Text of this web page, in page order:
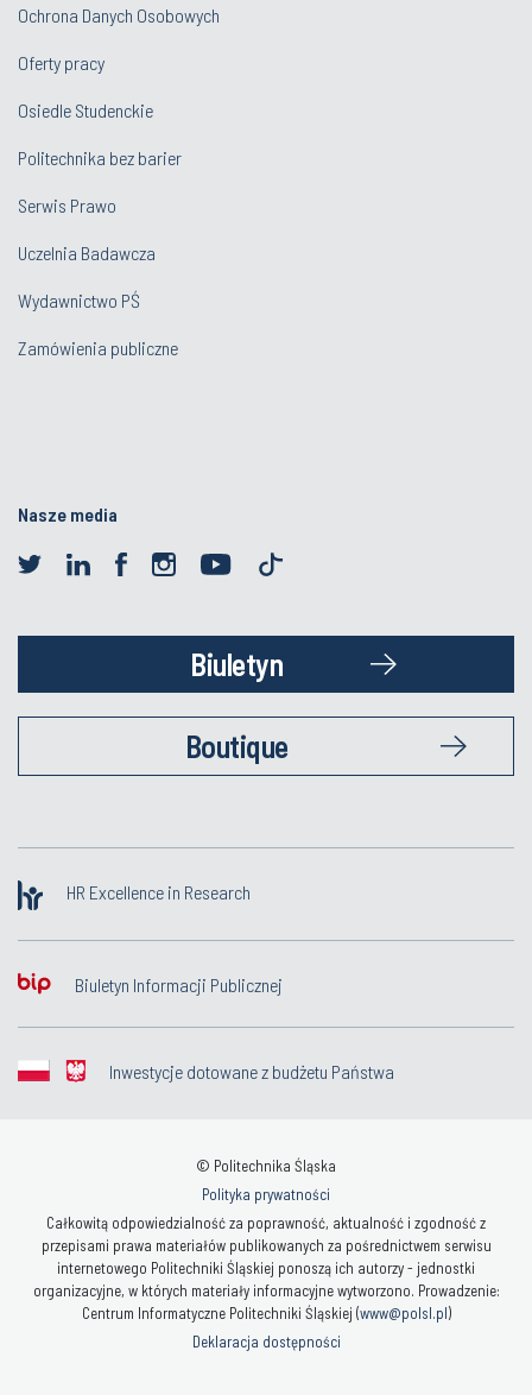
Ochrona Danych Osobowych
Oferty pracy
Osiedle Studenckie
Politechnika bez barier
Serwis Prawo
Uczelnia Badawcza
Wydawnictwo PŚ
Zamówienia publiczne
Nasze media
Biuletyn
Boutique
HR Excellence in Research
Biuletyn Informacji Publicznej
Inwestycje dotowane z budżetu Państwa
© Politechnika Śląska
Polityka prywatności
Całkowitą odpowiedzialność za poprawność, aktualność i zgodność z
przepisami prawa materiałów publikowanych za pośrednictwem serwisu
internetowego Politechniki Śląskiej ponoszą ich autorzy - jednostki
organizacyjne, w których materiały informacyjne wytworzono. Prowadzenie:
Centrum Informatyczne Politechniki Śląskiej (www@polsl.pl)
Deklaracja dostępności